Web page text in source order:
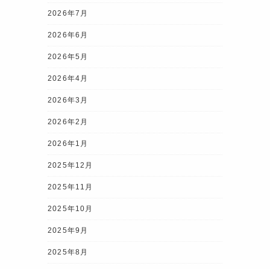
2026年7月
2026年6月
2026年5月
2026年4月
2026年3月
2026年2月
2026年1月
2025年12月
2025年11月
2025年10月
2025年9月
2025年8月